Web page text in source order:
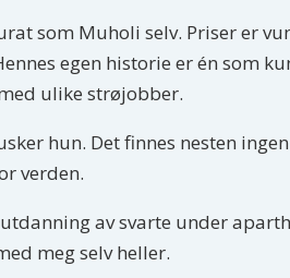
som Muholi selv. Priser er
egen historie er én som
ulike strøjobber.
hun. Det finnes nesten
verden.
av svarte under
meg selv heller.